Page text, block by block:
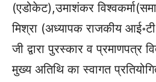
(एडोकेट),उमाशंकर
मिश्रा (अध्यापक राजकीय
जी द्वारा पुरस्कार व प्रमाणपत्र
मुख्य अतिथि का स्वागत